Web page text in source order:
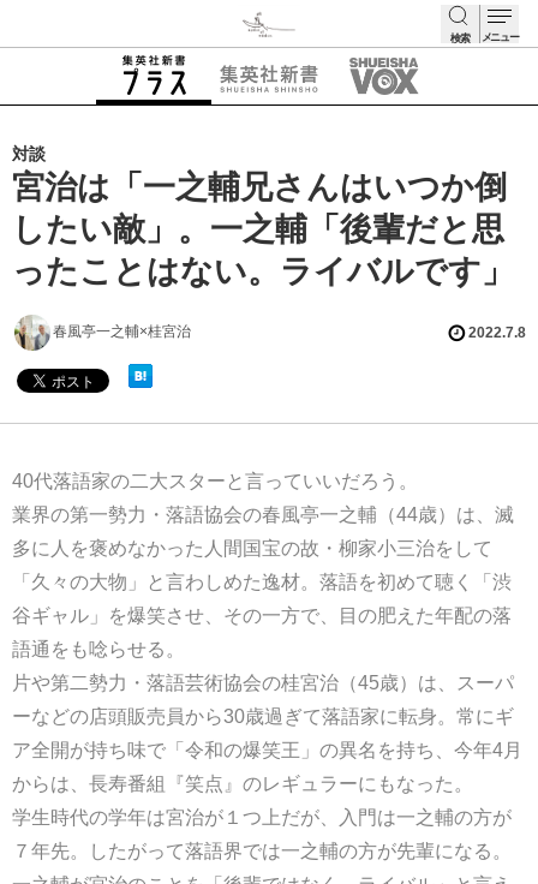
検索 メニュー
対談
宮治は「一之輔兄さんはいつか倒
したい敵」。一之輔「後輩だと思
ったことはない。ライバルです」
春風亭一之輔×桂宮治 2022.7.8
40代落語家の二大スターと言っていいだろう。
業界の第一勢力・落語協会の春風亭一之輔（44歳）は、滅
多に人を褒めなかった人間国宝の故・柳家小三治をして
「久々の大物」と言わしめた逸材。落語を初めて聴く「渋
谷ギャル」を爆笑させ、その一方で、目の肥えた年配の落
語通をも唸らせる。
片や第二勢力・落語芸術協会の桂宮治（45歳）は、スーパ
ーなどの店頭販売員から30歳過ぎて落語家に転身。常にギ
ア全開が持ち味で「令和の爆笑王」の異名を持ち、今年4月
からは、長寿番組『笑点』のレギュラーにもなった。
学生時代の学年は宮治が１つ上だが、入門は一之輔の方が
７年先。したがって落語界では一之輔の方が先輩になる。